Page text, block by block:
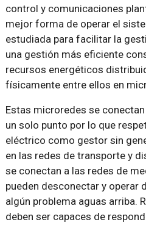
control y comunicaciones
mejor forma de operar el
estudiada para facilitar la
una gestión más eficiente
recursos energéticos
físicamente entre ellos en
Estas microredes se
un solo punto por lo que
eléctrico como gestor sin
en las redes de transporte y
se conectan a las redes de
pueden desconectar y operar
algún problema aguas arriba.
deben ser capaces de